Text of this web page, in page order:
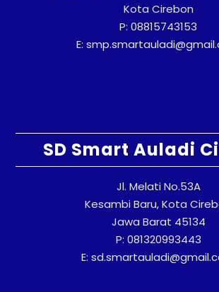
Kota Cirebon
P: 08815743153
E:
SD Smart Auladi
Jl. Melati No.53A
Kesambi Baru, Kota
Jawa Barat 45134
P: 081320993443
E: